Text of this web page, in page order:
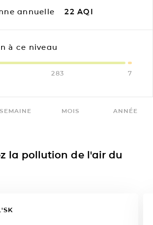
annuelle 22 AQI
à ce niveau
283 7
SEMAINE MOIS ANNÉE
la pollution de l'air du